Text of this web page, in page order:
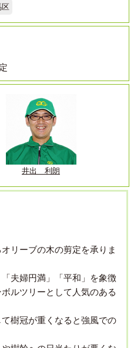
区
井出 利朗
リーブの木の剪定を承りま
夫婦円満」「平和」を象徴
ルツリーとして人気のある
樹冠が重くなると強風での